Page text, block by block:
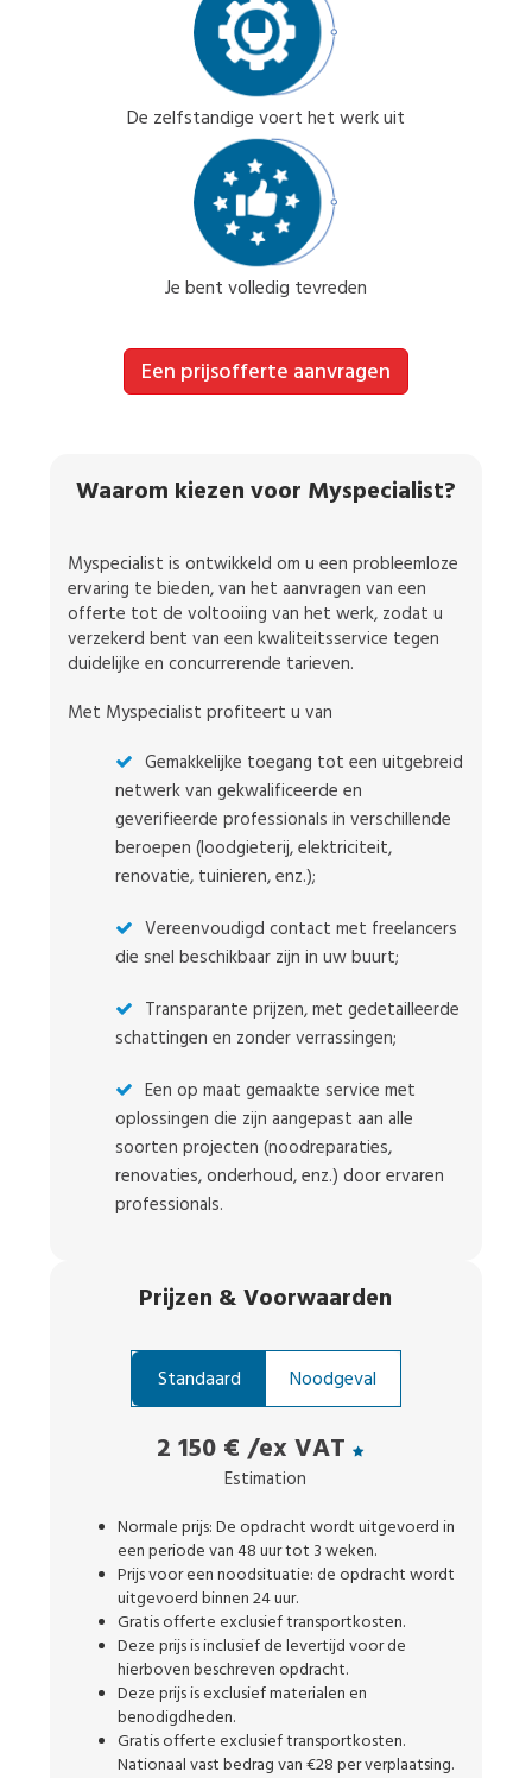
De zelfstandige voert het werk uit
Je bent volledig tevreden
Een prijsofferte aanvragen
Waarom kiezen voor Myspecialist?
Myspecialist is ontwikkeld om u een probleemloze
ervaring te bieden, van het aanvragen van een
offerte tot de voltooiing van het werk, zodat u
verzekerd bent van een kwaliteitsservice tegen
duidelijke en concurrerende tarieven.
Met Myspecialist profiteert u van
Gemakkelijke toegang tot een uitgebreid
netwerk van gekwalificeerde en
geverifieerde professionals in verschillende
beroepen (loodgieterij, elektriciteit,
renovatie, tuinieren, enz.);
Vereenvoudigd contact met freelancers
die snel beschikbaar zijn in uw buurt;
Transparante prijzen, met gedetailleerde
schattingen en zonder verrassingen;
Een op maat gemaakte service met
oplossingen die zijn aangepast aan alle
soorten projecten (noodreparaties,
renovaties, onderhoud, enz.) door ervaren
professionals.
Prijzen & Voorwaarden
Standaard Noodgeval
2 150 € /ex VAT
Estimation
Normale prijs: De opdracht wordt uitgevoerd in
een periode van 48 uur tot 3 weken.
Prijs voor een noodsituatie: de opdracht wordt
uitgevoerd binnen 24 uur.
Gratis offerte exclusief transportkosten.
Deze prijs is inclusief de levertijd voor de
hierboven beschreven opdracht.
Deze prijs is exclusief materialen en
benodigdheden.
Gratis offerte exclusief transportkosten.
Nationaal vast bedrag van €28 per verplaatsing.